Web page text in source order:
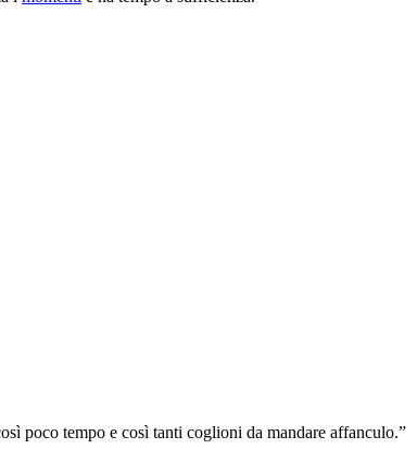
poco tempo e così tanti coglioni da mandare affanculo.”